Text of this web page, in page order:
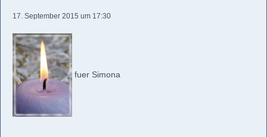
17. September 2015 um 17:30
fuer Simona